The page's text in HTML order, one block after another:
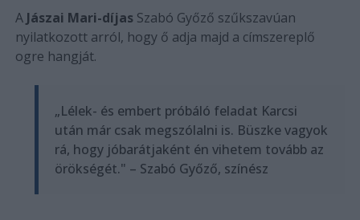
A Jászai Mari-díjasSzabó Győző szűkszavúan
nyilatkozott arról, hogy ő adja majd a címszereplő
ogre hangját.
„Lélek- és embert próbáló feladat Karcsi
után már csak megszólalni is. Büszke vagyok
rá, hogy jóbarátjaként én vihetem tovább az
örökségét." – Szabó Győző, színész